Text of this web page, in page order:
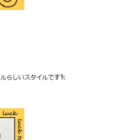
らしいスタイルです